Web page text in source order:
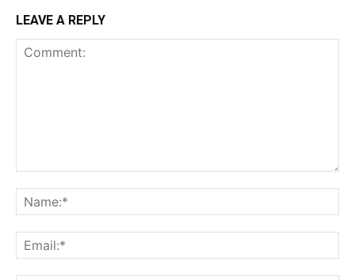
LEAVE A REPLY